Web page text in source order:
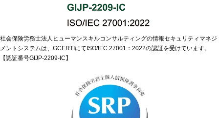
社会保険労務士法人ヒューマンスキルコンサルティングの情報セキュリティマネジ
メントシステムは、GCERTIにてISO/IEC 27001：2022の認証を受けています。
【認証番号GIJP-2209-IC】